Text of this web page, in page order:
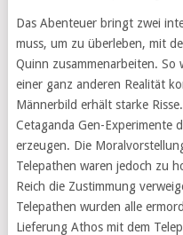
Das Abenteuer bringt zwei
muss, um zu überleben, mit
Quinn zusammenarbeiten. So
einer ganz anderen Realität
Männerbild erhält starke
Cetaganda Gen-Experimente
erzeugen. Die
Telepathen waren jedoch zu
Reich die Zustimmung
Telepathen wurden alle
Lieferung Athos mit dem